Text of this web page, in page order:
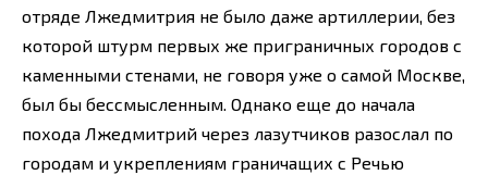
отряде Лжедмитрия не было даже артиллерии, без
которой штурм первых же приграничных городов с
каменными стенами, не говоря уже о самой Москве,
был бы бессмысленным. Однако еще до начала
похода Лжедмитрий через лазутчиков разослал по
городам и укреплениям граничащих с Речью